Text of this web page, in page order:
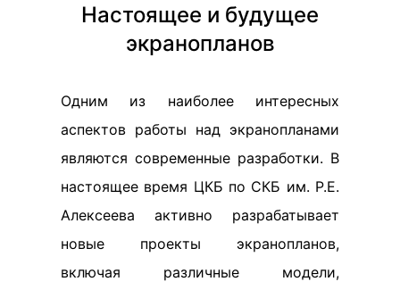
Настоящее и будущее
экранопланов
Одним из наиболее интересных
аспектов работы над экранопланами
являются современные разработки. В
настоящее время ЦКБ по СКБ им. Р.Е.
Алексеева активно разрабатывает
новые проекты экранопланов,
включая различные модели,